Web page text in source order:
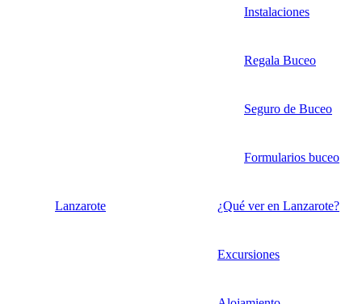
Instalaciones
Regala Buceo
Seguro de Buceo
Formularios buceo
Lanzarote ¿Qué ver en Lanzarote?
Excursiones